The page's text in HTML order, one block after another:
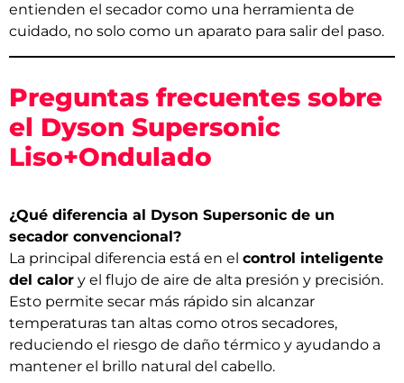
entienden el secador como una herramienta de
cuidado, no solo como un aparato para salir del paso.
Preguntas frecuentes sobre
el Dyson Supersonic
Liso+Ondulado
¿Qué diferencia al Dyson Supersonic de un
secador convencional?
La principal diferencia está en el control inteligente
del calor y el flujo de aire de alta presión y precisión.
Esto permite secar más rápido sin alcanzar
temperaturas tan altas como otros secadores,
reduciendo el riesgo de daño térmico y ayudando a
mantener el brillo natural del cabello.